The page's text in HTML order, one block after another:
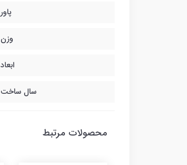
پاور
وزن
ابعاد
سال ساخت
محصولات مرتبط